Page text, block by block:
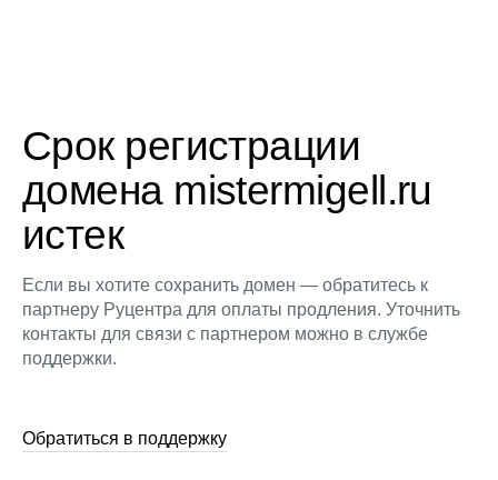
Срок регистрации
домена mistermigell.ru
истек
Если вы хотите сохранить домен — обратитесь к
партнеру Руцентра для оплаты продления. Уточнить
контакты для связи с партнером можно в службе
поддержки.
Обратиться в поддержку